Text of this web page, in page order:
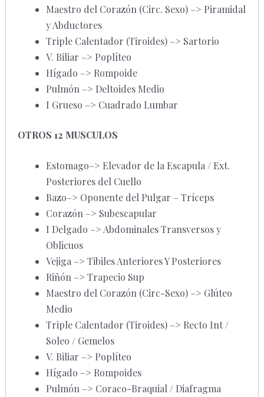
Maestro del Corazón (Circ. Sexo) –> Piramidal
y Abductores
Triple Calentador (Tiroides) –> Sartorio
V. Biliar –> Poplíteo
Hígado –> Rompoide
Pulmón –> Deltoides Medio
I Grueso –> Cuadrado Lumbar
OTROS 12 MUSCULOS
Estomago–> Elevador de la Escapula / Ext.
Posteriores del Cuello
Bazo–> Oponente del Pulgar – Tríceps
Corazón –> Subescapular
I Delgado –> Abdominales Transversos y
Oblicuos
Vejiga –> Tibiles Anteriores Y Posteriores
Riñón –> Trapecio Sup
Maestro del Corazón (Circ-Sexo) –> Glúteo
Medio
Triple Calentador (Tiroides) –> Recto Int /
Soleo / Gemelos
V. Biliar –> Poplíteo
Hígado –> Rompoides
Pulmón –> Coraco-Braquial / Diafragma